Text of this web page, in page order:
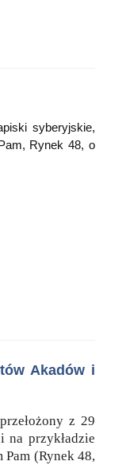
syberyjskie,
Rynek 48, o
Akadów i
z 29
na przykładzie
(Rynek 48,